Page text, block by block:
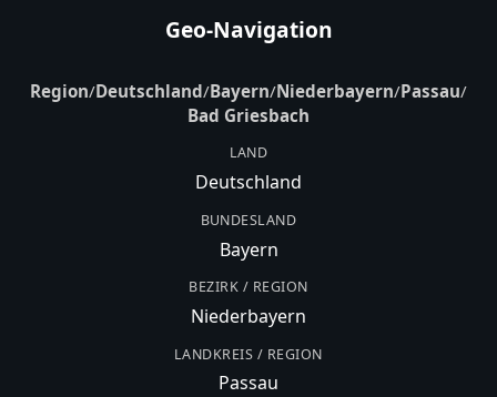
Geo-Navigation
Region/Deutschland/Bayern/Niederbayern/Passau/
Bad Griesbach
LAND
Deutschland
BUNDESLAND
Bayern
BEZIRK / REGION
Niederbayern
LANDKREIS / REGION
Passau